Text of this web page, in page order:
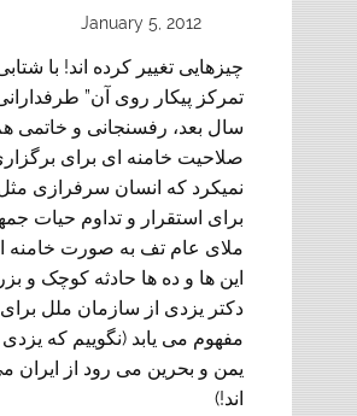
January 5, 2012
چیزهایی تغییر کرده اند! با
تمرکز پیکار روی آن”
سال بعد، رفسنجانی و خاتمی هم
صلاحیت خامنه ای برای
نمیکرد که انسان سرفرازی
ملای عام تف به صورت خامنه ای
این ها و ده ها حادثه کوچک و
دکتر یزدی از سازمان ملل
مفهوم می یابد (نگوییم که
یمن و بحرین می رود از ایران
اند!)